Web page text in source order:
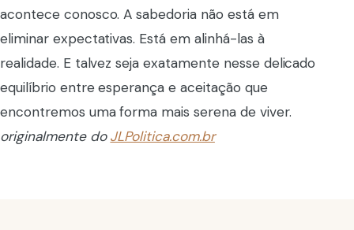
acontece conosco. A sabedoria não está em
eliminar expectativas. Está em alinhá-las à
realidade. E talvez seja exatamente nesse delicado
equilíbrio entre esperança e aceitação que
encontremos uma forma mais serena de viver.
originalmente doJLPolitica.com.br